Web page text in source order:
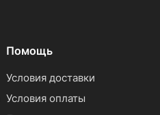
Помощь
Условия доставки
Условия оплаты